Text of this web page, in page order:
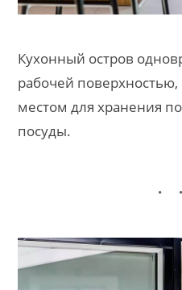
Кухонный остров
рабочей
местом для хранения
посуды.